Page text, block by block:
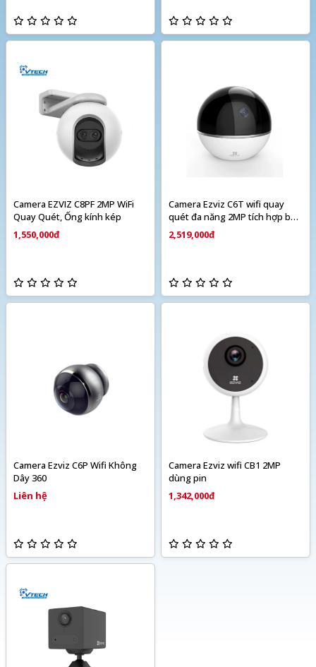
Camera EZVIZ C8PF 2MP WiFi
Quay Quét, Ống kính kép
1,550,000đ
Camera Ezviz C6T wifi quay
quét đa năng 2MP tích hợp báo
động
2,519,000đ
Camera Ezviz C6P Wifi Không
Dây 360
Liên hệ
Camera Ezviz wifi CB1 2MP
dùng pin
1,342,000đ